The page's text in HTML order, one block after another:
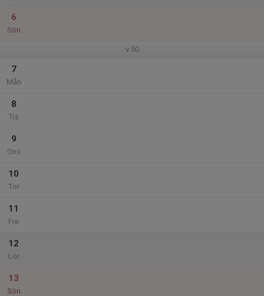
6
Sön
v.50
7
Mån
8
Tis
9
Ons
10
Tor
11
Fre
12
Lör
13
Sön